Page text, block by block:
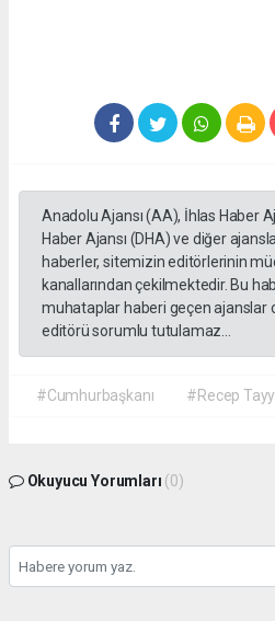
Anadolu Ajansı (AA), İhlas Haber
Haber Ajansı (DHA) ve diğer
haberler, sitemizin editörlerinin
kanallarından çekilmektedir. Bu
muhataplar haberi geçen ajanslar
editörü sorumlu tutulamaz...
#Cumhurbaşkanı #Recep
Okuyucu Yorumları (0)